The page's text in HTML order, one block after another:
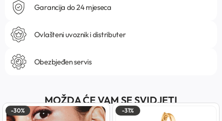
Garancija do 24 mjeseca
Ovlašteni uvoznik i distributer
Obezbjeđen servis
MOŽDA ĆE VAM SE SVIDJETI
-30% -31%